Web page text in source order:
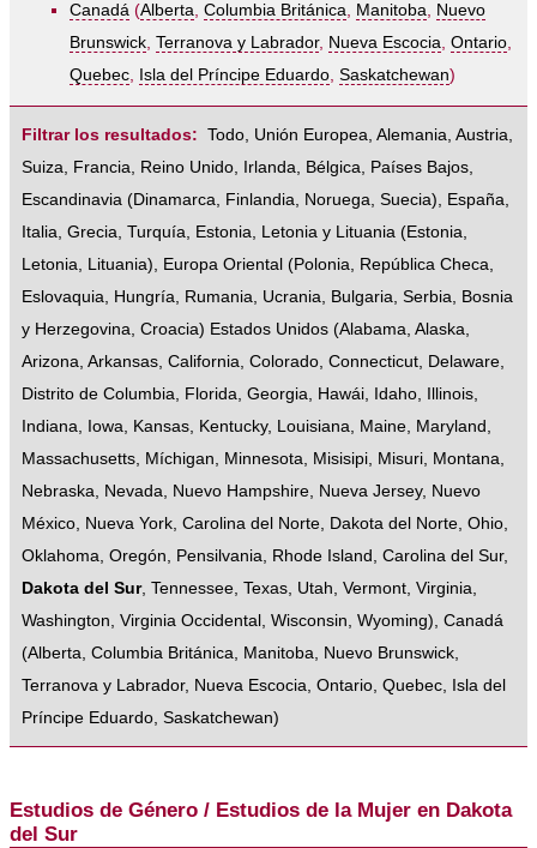
Canadá (Alberta, Columbia Británica, Manitoba, Nuevo
Brunswick, Terranova y Labrador, Nueva Escocia, Ontario,
Quebec, Isla del Príncipe Eduardo, Saskatchewan)
Filtrar los resultados: Todo, Unión Europea, Alemania, Austria,
Suiza, Francia, Reino Unido, Irlanda, Bélgica, Países Bajos,
Escandinavia (Dinamarca, Finlandia, Noruega, Suecia), España,
Italia, Grecia, Turquía, Estonia, Letonia y Lituania (Estonia,
Letonia, Lituania), Europa Oriental (Polonia, República Checa,
Eslovaquia, Hungría, Rumania, Ucrania, Bulgaria, Serbia, Bosnia
y Herzegovina, Croacia) Estados Unidos (Alabama, Alaska,
Arizona, Arkansas, California, Colorado, Connecticut, Delaware,
Distrito de Columbia, Florida, Georgia, Hawái, Idaho, Illinois,
Indiana, Iowa, Kansas, Kentucky, Louisiana, Maine, Maryland ,
Massachusetts, Míchigan, Minnesota, Misisipi, Misuri, Montana,
Nebraska, Nevada, Nuevo Hampshire, Nueva Jersey, Nuevo
México, Nueva York, Carolina del Norte, Dakota del Norte, Ohio,
Oklahoma, Oregón, Pensilvania, Rhode Island , Carolina del Sur,
Dakota del Sur, Tennessee, Texas, Utah, Vermont, Virginia,
Washington, Virginia Occidental , Wisconsin, Wyoming), Canadá
(Alberta, Columbia Británica, Manitoba, Nuevo Brunswick,
Terranova y Labrador, Nueva Escocia, Ontario, Quebec, Isla del
Príncipe Eduardo, Saskatchewan)
Estudios de Género / Estudios de la Mujer en Dakota
del Sur